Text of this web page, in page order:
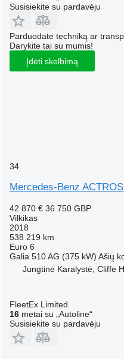
Susisiekite su pardavėju
Parduodate techniką ar
Darykite tai su mumis!
Įdėti skelbimą
34
Mercedes-Benz
42 870 € 36 750 GBP
Vilkikas
2018
538 219 km
Euro 6
Galia 510 AG (375 kW) Ašių
Jungtinė Karalystė, Cliffe
FleetEx Limited
16metai su „Autoline“
Susisiekite su pardavėju